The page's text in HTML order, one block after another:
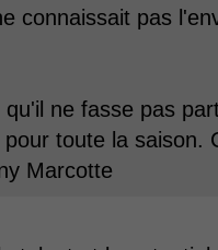
connaissait pas
ne fasse pas
toute la saison.
Marcotte